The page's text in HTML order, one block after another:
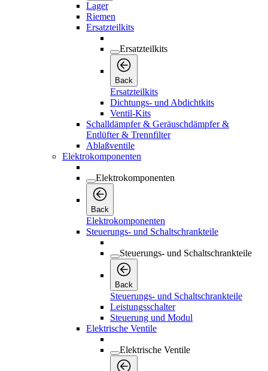
Lager
Riemen
Ersatzteilkits
Ersatzteilkits
Back
Ersatzteilkits
Dichtungs- und Abdichtkits
Ventil-Kits
Schalldämpfer & Geräuschdämpfer &
Entlüfter & Trennfilter
Ablaßventile
Elektrokomponenten
Elektrokomponenten
Back
Elektrokomponenten
Steuerungs- und Schaltschrankteile
Steuerungs- und Schaltschrankteile
Back
Steuerungs- und Schaltschrankteile
Leistungsschalter
Steuerung und Modul
Elektrische Ventile
Elektrische Ventile